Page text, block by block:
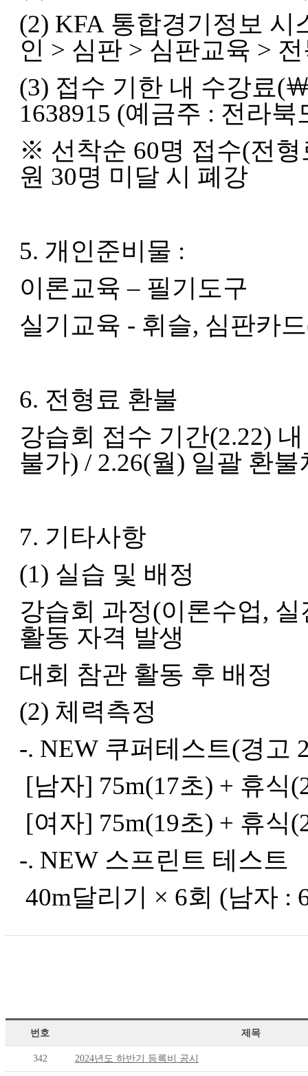
(2) KFA 통합경기정보 시
인 > 심판 > 심판교육 >
(3) 접수 기한 내 수강료(
1638915 (예금주 : 전라
※ 선착순 60명 접수(전
원 30명 미달 시 폐강
5. 개인준비물 :
이론교육 – 필기도구
실기교육 - 휘슬, 심판카
6. 전형료 환불
강습회 접수 기간(2.22)
불가) / 2.26(월) 일괄 환불
7. 기타사항
(1) 실습 및 배정
강습회 과정(이론수업,
활동 자격 발생
대회 참관 활동 후 배정
(2) 체력측정
-. NEW 쿠퍼테스트(경고
[남자] 75m(17초) + 휴식
[여자] 75m(19초) + 휴식
-. NEW 스프린트 테스트
40m달리기 × 6회 (남자 :
번호 제목
342 2024년도 하반기 등록비 공시